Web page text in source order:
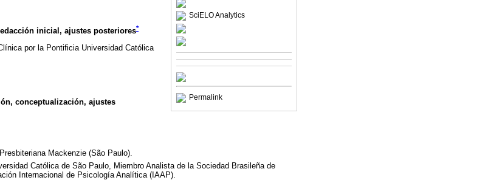
SciELO Analytics
Permalink
inicial, ajustes posteriores*
por la Pontificia Universidad Católica
conceptualización, ajustes
Mackenzie (São Paulo).
Católica de São Paulo, Miembro Analista de la Sociedad Brasileña de
Internacional de Psicología Analítica (IAAP).